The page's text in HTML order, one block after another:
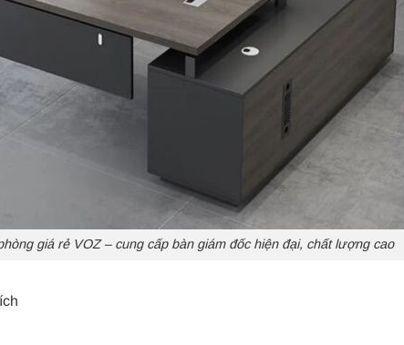
giá rẻ VOZ – cung cấp bàn giám đốc hiện đại, chất lượng cao